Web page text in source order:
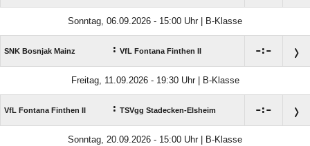
Sonntag, 06.09.2026 - 15:00 Uhr | B-Klasse
SNK Bosnjak Mainz : VfL Fontana Finthen II :
Freitag, 11.09.2026 - 19:30 Uhr | B-Klasse
VfL Fontana Finthen II : TSVgg Stadecken-Elsheim :
Sonntag, 20.09.2026 - 15:00 Uhr | B-Klasse